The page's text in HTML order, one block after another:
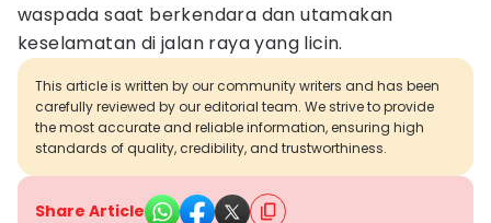
waspada saat berkendara dan utamakan
keselamatan di jalan raya yang licin.
This article is written by our community writers and has been
carefully reviewed by our editorial team. We strive to provide
the most accurate and reliable information, ensuring high
standards of quality, credibility, and trustworthiness.
Share Article